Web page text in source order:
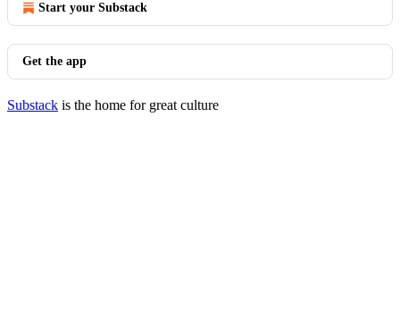
Start your Substack
Get the app
Substack is the home for great culture